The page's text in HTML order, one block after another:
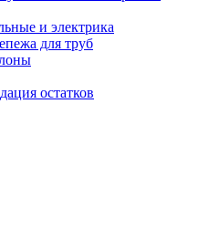
и электрика
для труб
остатков